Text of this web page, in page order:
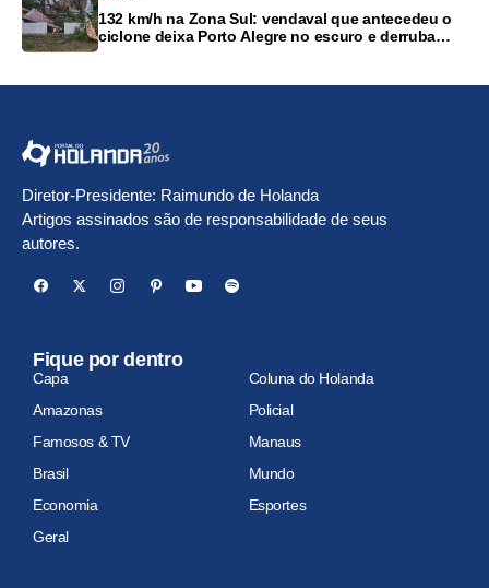
132 km/h na Zona Sul: vendaval que antecedeu o
ciclone deixa Porto Alegre no escuro e derruba
Diretor-Presidente: Raimundo de Holanda
Artigos assinados são de responsabilidade de seus
autores.
Fique por dentro
Capa
Coluna do Holanda
Amazonas
Policial
Famosos & TV
Manaus
Brasil
Mundo
Economia
Esportes
Geral